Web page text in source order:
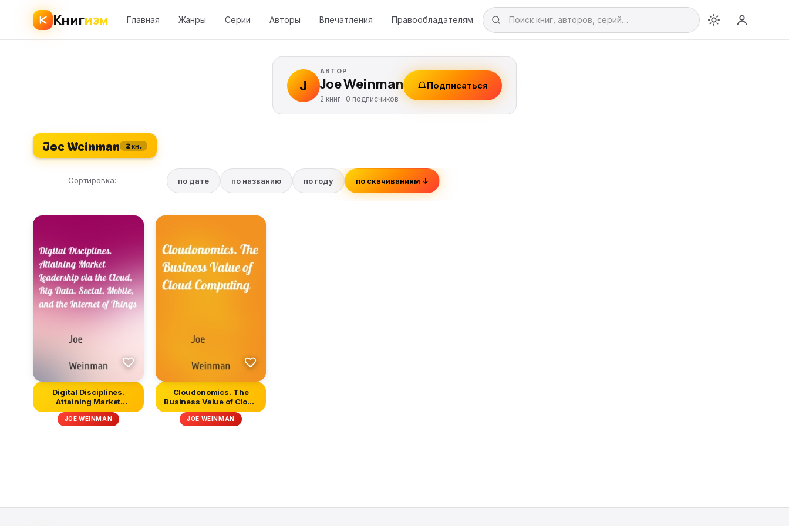
Книгизм Главная Жанры Серии Авторы Впечатления Правообладателям
J
АВТОР
Joe Weinman
2 книг · 0 подписчиков
Подписаться
Joe Weinman 2 кн.
Сортировка: по дате по названию по году по скачиваниям ↓
Digital Disciplines.
Attaining Market
Leadership v...
JOE WEINMAN
Cloudonomics. The
Business Value of Cloud
Computin...
JOE WEINMAN